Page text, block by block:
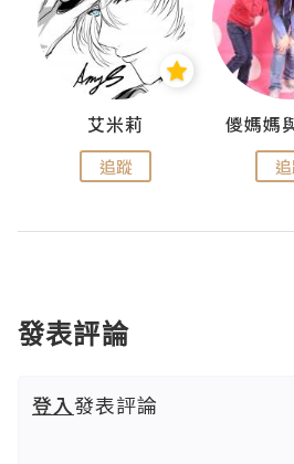
艾米莉
追蹤
發表評論
登入發表評論